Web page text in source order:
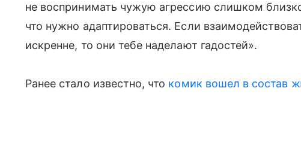
не воспринимать чужую агрессию слишком
что нужно адаптироваться. Если
искренне, то они тебе наделают гадостей».
Ранее стало известно, что комик вошел в состав